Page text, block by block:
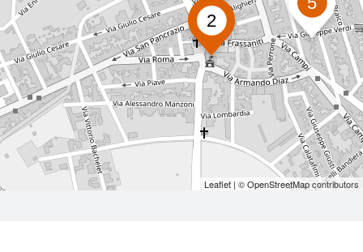
2
Leaflet | ©OpenStreetMapcontributors